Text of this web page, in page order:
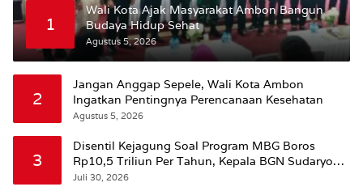
1
Wali Kota Ajak Masyarakat Ambon Bangun
Budaya Hidup Sehat
Agustus 5, 2026
2
Jangan Anggap Sepele, Wali Kota Ambon
Ingatkan Pentingnya Perencanaan Kesehatan
Agustus 5, 2026
3
Disentil Kejagung Soal Program MBG Boros
Rp10,5 Triliun Per Tahun, Kepala BGN Sudaryono
Beri Penjelasan
Juli 30, 2026